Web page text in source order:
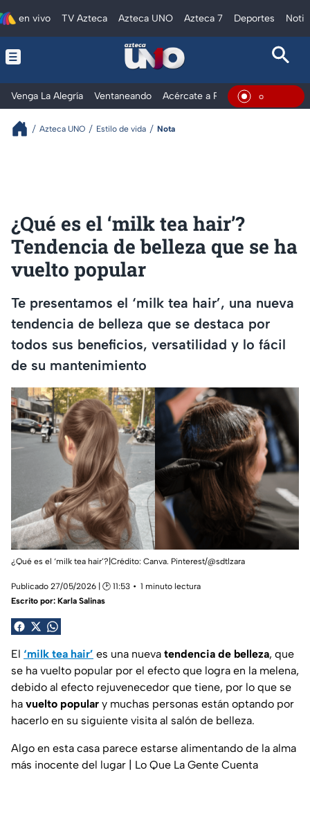
en vivo TV Azteca Azteca UNO Azteca 7 Deportes
Venga La Alegría Ventaneando Acércate a Rocío Al ExtremoEn Vivo
Azteca UNO Estilo de vida Nota
¿Qué es el ‘milk tea hair’?
Tendencia de belleza que se ha
vuelto popular
Te presentamos el ‘milk tea hair’, una nueva
tendencia de belleza que se destaca por
todos sus beneficios, versatilidad y lo fácil
de su mantenimiento
¿Qué es el ‘milk tea hair’?|Crédito: Canva. Pinterest/@sdtlzara
Publicado 27/05/2026 | 🕑 11:53
1 minuto lectura
Escrito por: Karla Salinas
El ‘milk tea hair’ es una nueva tendencia de belleza, que
se ha vuelto popular por el efecto que logra en la melena,
debido al efecto rejuvenecedor que tiene, por lo que se
ha vuelto popular y muchas personas están optando por
hacerlo en su siguiente visita al salón de belleza.
Algo en esta casa parece estarse alimentando de la alma
más inocente del lugar | Lo Que La Gente Cuenta